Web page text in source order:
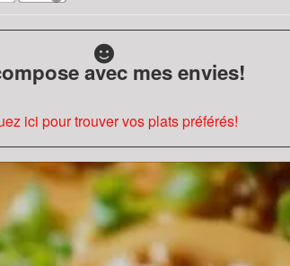
avec mes envies!
ici pour trouver vos plats préférés!